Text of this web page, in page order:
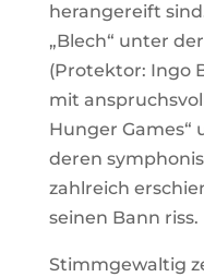
herangereift
„Blech“ unter
(Protektor: Ingo
mit
Hunger Games“
deren
zahlreich
seinen Bann riss.
Stimmgewaltig